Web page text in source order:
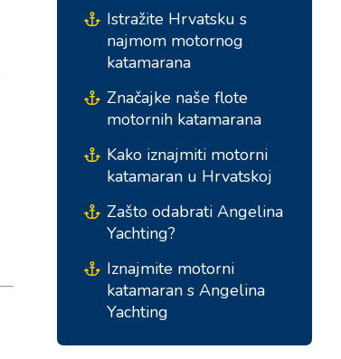
Istražite Hrvatsku s
najmom motornog
katamarana
Značajke naše flote
motornih katamarana
Kako iznajmiti motorni
katamaran u Hrvatskoj
Zašto odabrati Angelina
Yachting?
Iznajmite motorni
katamaran s Angelina
Yachting